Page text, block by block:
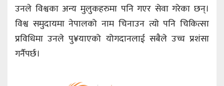
उनले विश्वका अन्य मुलुकहरुमा पनि गएर सेवा गरेका छन्।
विश्व समुदायमा नेपालको नाम चिनाउन त्यो पनि चिकित्सा
प्रविधिमा उनले पु¥याएको योगदानलाई सबैले उच्च प्रशंसा
गर्नैपर्छ।